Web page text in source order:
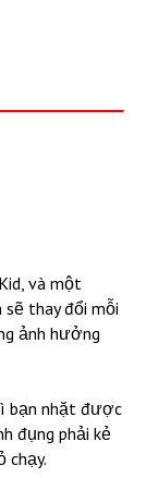
và một
thay đổi mỗi
ảnh hưởng
bạn nhặt được
đụng phải kẻ
chạy.